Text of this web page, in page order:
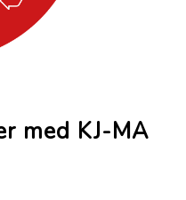
med KJ-MA